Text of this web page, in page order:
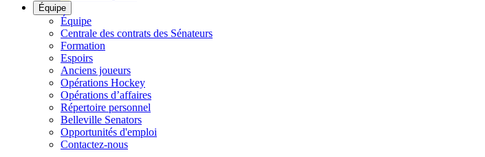
Équipe
Équipe
Centrale des contrats des Sénateurs
Formation
Espoirs
Anciens joueurs
Opérations Hockey
Opérations d’affaires
Répertoire personnel
Belleville Senators
Opportunités d'emploi
Contactez-nous